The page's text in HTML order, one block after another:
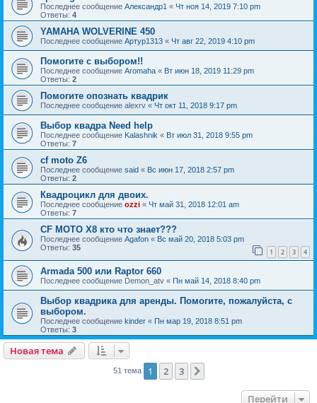
Последнее сообщение Александр1 « Чт ноя 14, 2019 7:10 pm
Ответы: 4
YAMAHA WOLVERINE 450
Последнее сообщение Артур1313 « Чт авг 22, 2019 4:10 pm
Помогите с выбором!!
Последнее сообщение Aromaha « Вт июн 18, 2019 11:29 pm
Ответы: 2
Помогите опознать квадрик
Последнее сообщение alexrv « Чт окт 11, 2018 9:17 pm
Выбор квадра Need help
Последнее сообщение Kalashnik « Вт июл 31, 2018 9:55 pm
Ответы: 7
cf moto Z6
Последнее сообщение said « Вс июн 17, 2018 2:57 pm
Ответы: 2
Квадроцикл для двоих.
Последнее сообщение ozzi « Чт май 31, 2018 12:01 am
Ответы: 7
CF MOTO X8 кто что знает???
Последнее сообщение Agafon « Вс май 20, 2018 5:03 pm
Ответы: 35 1 2 3 4
Armada 500 или Raptor 660
Последнее сообщение Demon_atv « Пн май 14, 2018 8:40 pm
Выбор квадрика для аренды. Помогите, пожалуйста, с
выбором.
Последнее сообщение kinder « Пн мар 19, 2018 8:51 pm
Ответы: 3
Новая тема
51 тема 1 2 3
Перейти